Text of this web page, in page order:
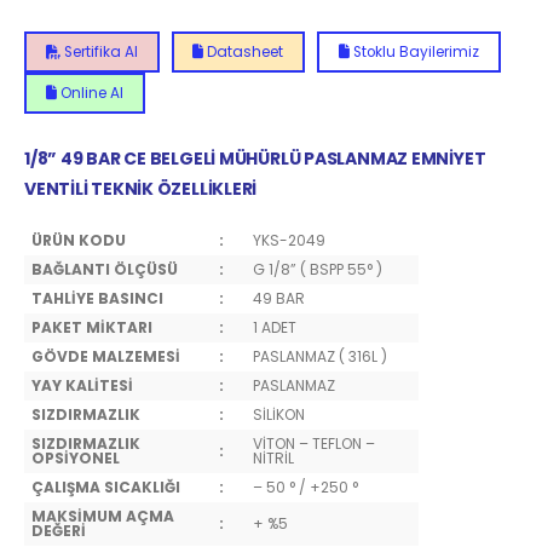
Sertifika Al Datasheet Stoklu Bayilerimiz
Online Al
1/8” 49 BAR CE BELGELİ MÜHÜRLÜ PASLANMAZ EMNİYET
VENTİLİ TEKNİK ÖZELLİKLERİ
ÜRÜN KODU :
YKS-2049
BAĞLANTI ÖLÇÜSÜ
:
G 1/8” ( BSPP 55° )
TAHLİYE BASINCI
:
49 BAR
PAKET MİKTARI
:
1 ADET
GÖVDE MALZEMESİ
:
PASLANMAZ ( 316L )
YAY KALİTESİ
:
PASLANMAZ
SIZDIRMAZLIK
:
SİLİKON
SIZDIRMAZLIK
OPSİYONEL : VİTON – TEFLON –
NİTRİL
ÇALIŞMA SICAKLIĞI
:
– 50 ° / +250 °
MAKSİMUM AÇMA
DEĞERİ :
+ %5